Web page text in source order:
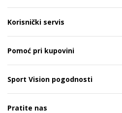
Korisnički servis
Pomoć pri kupovini
Sport Vision pogodnosti
Pratite nas